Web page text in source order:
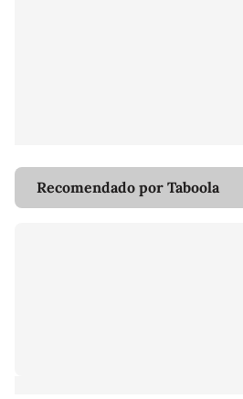
Recomendado por Taboola